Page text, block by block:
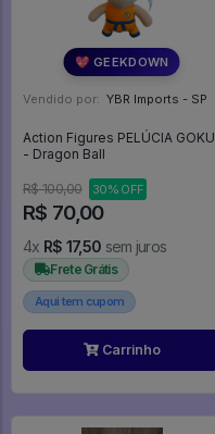
💖 GEEKDOWN
Vendido por: YBR Imports - SP
Action Figures PELÚCIA GOKU
- Dragon Ball
R$ 100,00 30% OFF
R$ 70,00
4x R$ 17,50 sem juros
Frete Grátis
Aqui tem cupom
Carrinho